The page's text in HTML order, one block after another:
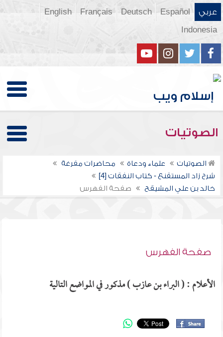
عربي Español
Deutsch
Français
English
Indonesia
الصوتيات
الصوتيات علماء ودعاة
محاضرات مفرغة
شرح زاد المستقنع - كتاب النفقات [4]
خالد بن علي المشيقح
صفحة الفهرس
صفحة الفهرس
الأعلام : ( البراء بن عازب ) مذكور في المواضع التالية